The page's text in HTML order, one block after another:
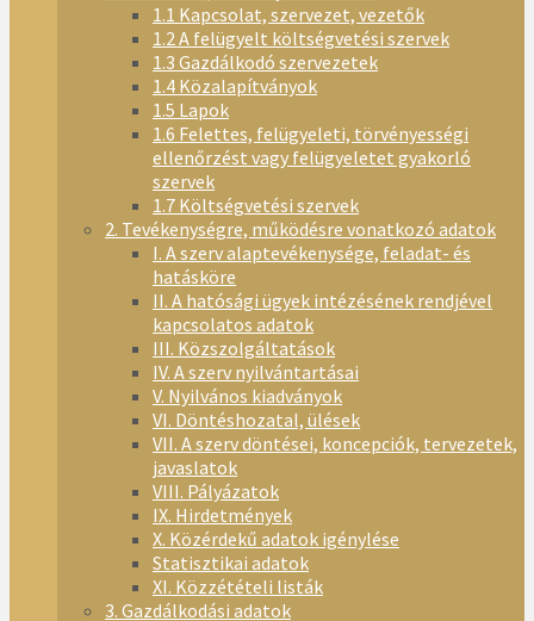
1.1 Kapcsolat, szervezet, vezetők
1.2 A felügyelt költségvetési szervek
1.3 Gazdálkodó szervezetek
1.4 Közalapítványok
1.5 Lapok
1.6 Felettes, felügyeleti, törvényességi
ellenőrzést vagy felügyeletet gyakorló
szervek
1.7 Költségvetési szervek
2. Tevékenységre, működésre vonatkozó adatok
I. A szerv alaptevékenysége, feladat- és
hatásköre
II. A hatósági ügyek intézésének rendjével
kapcsolatos adatok
III. Közszolgáltatások
IV. A szerv nyilvántartásai
V. Nyilvános kiadványok
VI. Döntéshozatal, ülések
VII. A szerv döntései, koncepciók, tervezetek,
javaslatok
VIII. Pályázatok
IX. Hirdetmények
X. Közérdekű adatok igénylése
Statisztikai adatok
XI. Közzétételi listák
3. Gazdálkodási adatok